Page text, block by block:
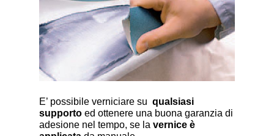
E’ possibile verniciare su qualsiasi
supporto ed ottenere una buona garanzia di
adesione nel tempo, se la vernice è